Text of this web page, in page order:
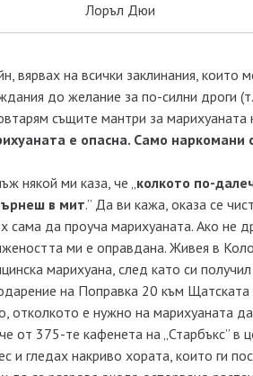
Лоръл Дюи
вярвах на всички заклинания,
до желание за по-силни дроги
същите мантри за марихуаната
е опасна. Само наркомани
някой ми каза, че „колкото по-
в мит.” Да ви кажа, оказа се
сама да проуча марихуаната. Ако не
ми е оправдана. Живея в
марихуана, след като си получил
на Поправка 20 към
отколкото е нужно на марихуаната
от 375-те кафенета на „Старбъкс” в
и гледах накриво хората, които ги